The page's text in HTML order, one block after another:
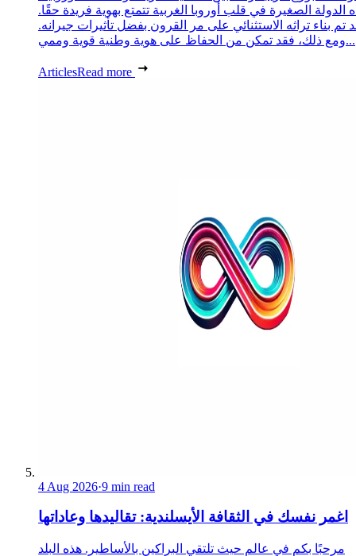
الدولة الصغيرة في قلب أوروبا الغربية تتمتع بهوية فريدة حقًا.
تم بناء تراثه الاستثنائي على مر القرون بفضل تأثيرات جيرانه.
ومع ذلك، فقد تمكن من الحفاظ على هوية وطنية قوية وممي...
ArticlesRead more
4 Aug 2026·9 min read
اغمر نفسك في الثقافة الأيسلندية: تقاليدها وعاداتها
مرحبًا بكم في عالم حيث تلتقي البراكين بالأساطير. هذه البلد